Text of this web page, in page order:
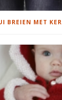
BREIEN MET